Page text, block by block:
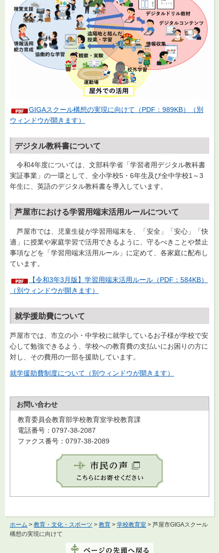
GIGAスクール構想の実現に向けて（PDF：989KB）（別
ウィンドウが開きます）
デジタル教科書について
令和4年度については、文部科学省「学習者用デジタル教科書
実証事業」の一環として、全小学校5・6年生及び全中学校1～3
年生に、英語のデジタル教科書を導入しています。
芦屋市における学習用端末活用ルールについて
芦屋市では、児童生徒が学習用端末を、「安全」「安心」「快
適」に授業や家庭学習で活用できるように、守るべきことや禁止
事項などを「学習用端末活用ルール」に定めて、各家庭に配布し
ています。
【令和3年3月版】学習用端末活用ルール（PDF：584KB）
（別ウィンドウが開きます）
就学援助費について
芦屋市では、市立の小・中学校に就学しているお子様が学校で安
心して勉強できるよう、学校への教育費の支払いにお困りの方に
対し、その費用の一部を援助しています。
就学援助費制度について（別ウィンドウが開きます）
お問い合わせ
教育委員会教育部学校教育室学校教育課
電話番号：0797-38-2087
ファクス番号：0797-38-2089
ホーム > 教育・文化・スポーツ > 教育 > 学校教育室 > 芦屋市GIGAスクール
構想の実現に向けて